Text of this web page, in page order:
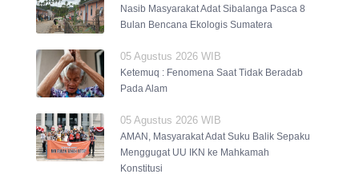
Nasib Masyarakat Adat Sibalanga Pasca 8
Bulan Bencana Ekologis Sumatera
05 Agustus 2026 WIB
Ketemuq : Fenomena Saat Tidak Beradab
Pada Alam
05 Agustus 2026 WIB
AMAN, Masyarakat Adat Suku Balik Sepaku
Menggugat UU IKN ke Mahkamah
Konstitusi